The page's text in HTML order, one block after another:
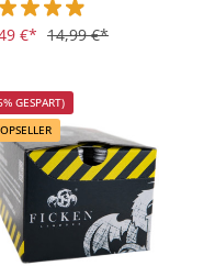
4.9 von 5 SternenBewertung
€* 14,99 €*
GESPART)